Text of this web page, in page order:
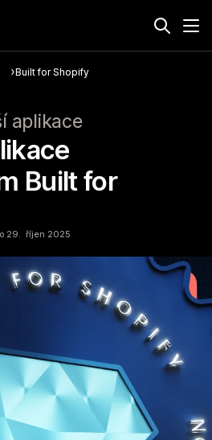
Built for Shopify
aplikace
Built for
29. říjen 2025